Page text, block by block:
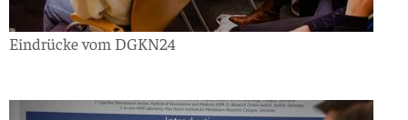
Eindrücke vom DGKN24